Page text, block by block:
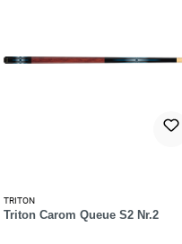
TRITON
Triton Carom Queue S2 Nr.2